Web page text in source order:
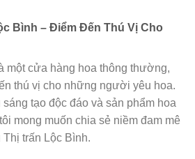
Bình – Điểm Đến Thú Vị Cho
một cửa hàng hoa thông thường,
thú vị cho những người yêu hoa.
tạo độc đáo và sản phẩm hoa
mong muốn chia sẻ niềm đam mê
trấn Lộc Bình.